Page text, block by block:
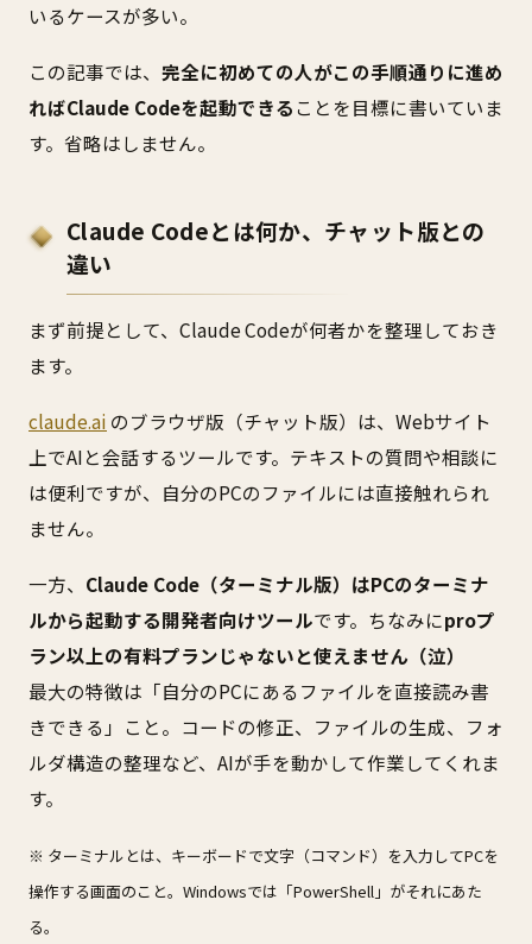
いるケースが多い。
この記事では、 完全に初めての人がこの手順通りに進め
ればClaude Codeを起動できる ことを目標に書いていま
す。省略はしません。
Claude Codeとは何か、チャット版との
違い
まず前提として、Claude Codeが何者かを整理しておき
ます。
claude.ai のブラウザ版（チャット版）は、Webサイト
上でAIと会話するツールです。テキストの質問や相談に
は便利ですが、自分のPCのファイルには直接触れられ
ません。
一方、 Claude Code（ターミナル版）はPCのターミナ
ルから起動する開発者向けツールです。ちなみにproプ
ラン以上の有料プランじゃないと使えません（泣）
最大の特徴は「自分のPCにあるファイルを直接読み書
きできる」こと。コードの修正、ファイルの生成、フォ
ルダ構造の整理など、AIが手を動かして作業してくれま
す。
※ ターミナルとは、キーボードで文字（コマンド）を入力してPCを
操作する画面のこと。Windowsでは「PowerShell」がそれにあた
る。